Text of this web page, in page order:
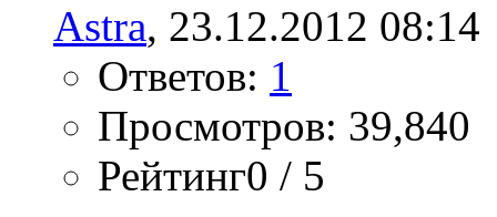
Astra, 23.12.2012 08:14
Ответов: 1
Просмотров: 39,840
Рейтинг0 / 5